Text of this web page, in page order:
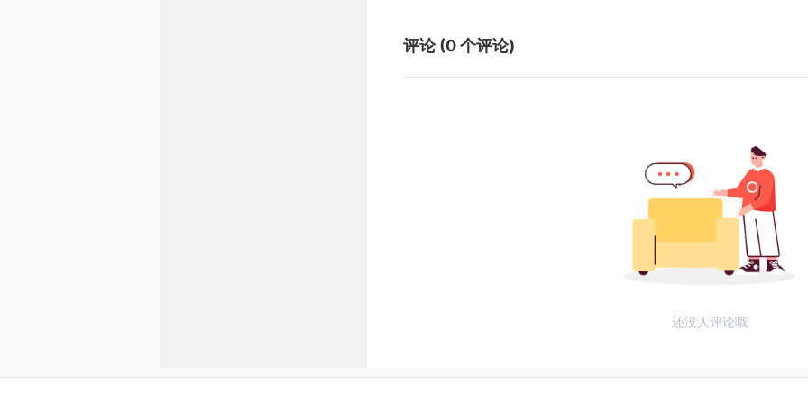
评论 (0个评论)
还没人评论哦